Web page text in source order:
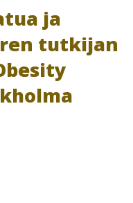
ja
tutkijan